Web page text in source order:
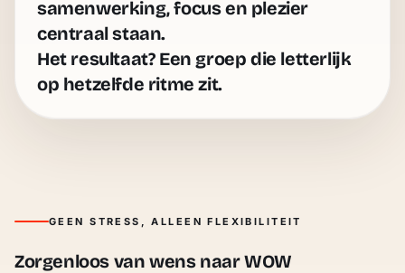
samenwerking, focus en plezier
centraal staan.
Het resultaat? Een groep die letterlijk
op hetzelfde ritme zit.
GEEN STRESS, ALLEEN FLEXIBILITEIT
Zorgenloos van wens naar WOW